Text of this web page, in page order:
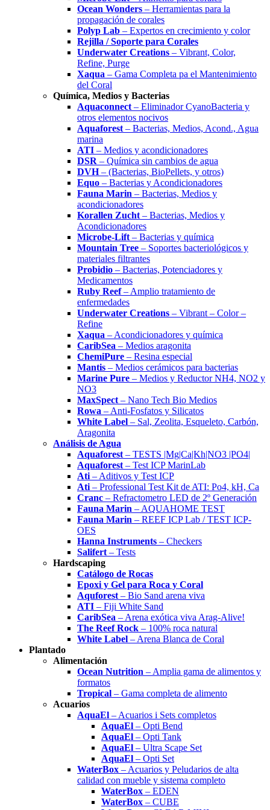
Ocean Wonders – Herramientas para la
propagación de corales
Polyp Lab – Expertos en crecimiento y color
Rejilla / Soporte para Corales
Underwater Creations – Vibrant, Color,
Refine, Purge
Xaqua – Gama Completa pa el Mantenimiento
del Coral
Química, Medios y Bacterias
Aquaconnect – Eliminador CyanoBacteria y
otros elementos nocivos
Aquaforest – Bacterias, Medios, Acond., Agua
marina
ATI – Medios y acondicionadores
DSR – Química sin cambios de agua
DVH– (Bacterias, BioPellets, y otros)
Equo – Bacterias y Acondicionadores
Fauna Marin – Bacterias, Medios y
acondicionadores
Korallen Zucht – Bacterias, Medios y
Acondicionadores
Microbe-Lift – Bacterias y química
Mountain Tree – Soportes bacteriológicos y
materiales filtrantes
Probidio – Bacterias, Potenciadores y
Medicamentos
Ruby Reef– Amplio tratamiento de
enfermedades
Underwater Creations – Vibrant – Color –
Refine
Xaqua – Acondicionadores y química
CaribSea – Medios aragonita
ChemiPure – Resina especial
Mantis – Medios cerámicos para bacterias
Marine Pure – Medios y Reductor NH4, NO2 y
NO3
MaxSpect – Nano Tech Bio Medios
Rowa – Anti-Fosfatos y Silicatos
White Label – Sal, Zeolita, Esqueleto, Carbón,
Aragonita
Análisis de Agua
Aquaforest – TESTS |Mg|Ca|Kh|NO3 |PO4|
Aquaforest – Test ICP MarinLab
Ati – Aditivos y Test ICP
Ati – Professional Test Kit de ATI: Po4, kH, Ca
Cranc – Refractometro LED de 2º Generación
Fauna Marin – AQUAHOME TEST
Fauna Marin – REEF ICP Lab / TEST ICP-
OES
Hanna Instruments – Checkers
Salifert – Tests
Hardscaping
Catálogo de Rocas
Epoxi y Gel para Roca y Coral
Aquforest – Bio Sand arena viva
ATI – Fiji White Sand
CaribSea – Arena exótica viva Arag-Alive!
The Reef Rock – 100% roca natural
White Label – Arena Blanca de Coral
Plantado
Alimentación
Ocean Nutrition – Amplia gama de alimentos y
formatos
Tropical – Gama completa de alimento
Acuarios
AquaEl – Acuarios i Sets completos
AquaEl – Opti Bend
AquaEl – Opti Tank
AquaEl – Ultra Scape Set
AquaEl – Opti Set
WaterBox – Acuarios y Peludarios de alta
calidad con mueble y sistema completo
WaterBox – EDEN
WaterBox – CUBE